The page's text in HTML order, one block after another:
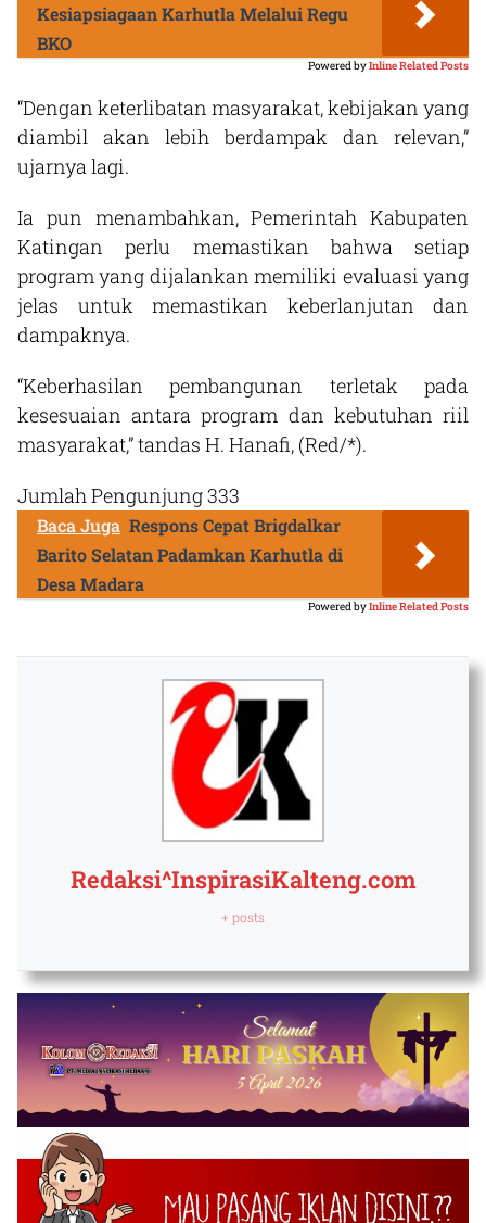
Kesiapsiagaan Karhutla Melalui Regu
BKO
Powered byInline Related Posts
“Dengan keterlibatan masyarakat, kebijakan yang
diambil akan lebih berdampak dan relevan,”
ujarnya lagi.
Ia pun menambahkan, Pemerintah Kabupaten
Katingan perlu memastikan bahwa setiap
program yang dijalankan memiliki evaluasi yang
jelas untuk memastikan keberlanjutan dan
dampaknya.
“Keberhasilan pembangunan terletak pada
kesesuaian antara program dan kebutuhan riil
masyarakat,” tandas H. Hanafi, (Red/*).
Jumlah Pengunjung333
Baca Juga Respons Cepat Brigdalkar
Barito Selatan Padamkan Karhutla di
Desa Madara
Powered byInline Related Posts
Redaksi^InspirasiKalteng.com
+ posts